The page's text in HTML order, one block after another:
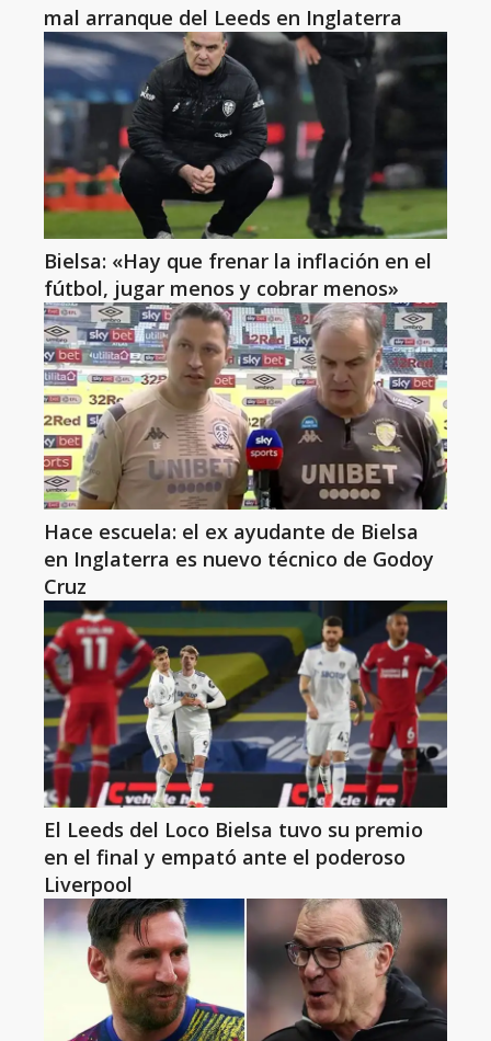
mal arranque del Leeds en Inglaterra
Bielsa: «Hay que frenar la inflación en el
fútbol, jugar menos y cobrar menos»
Hace escuela: el ex ayudante de Bielsa
en Inglaterra es nuevo técnico de Godoy
Cruz
El Leeds del Loco Bielsa tuvo su premio
en el final y empató ante el poderoso
Liverpool